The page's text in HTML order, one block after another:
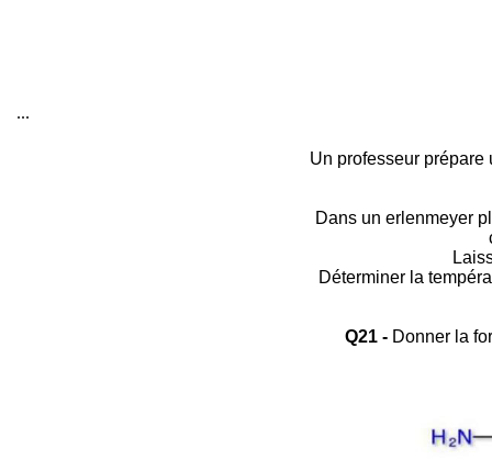
...
Un professeur prépare
Dans un erlenmeyer
Déterminer la
Q21 -Donner la